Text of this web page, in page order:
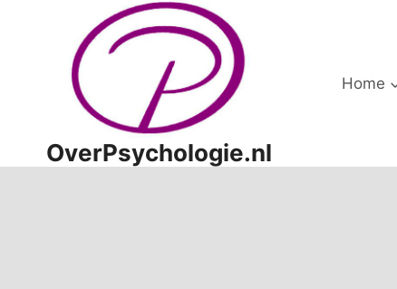
OverPsychologie.nl
Home